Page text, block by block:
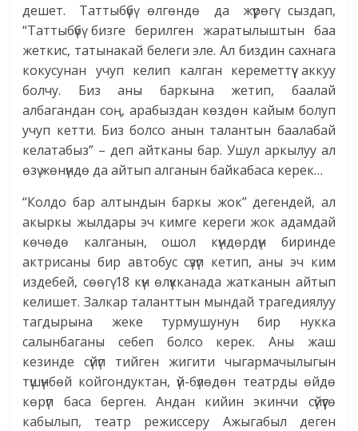
дешет. Таттыбүбү өлгөндө да жүрөгү сыздап,
“Таттыбүбү бизге берилген жаратылыштын баа
жеткис, татынакай белеги эле. Ал биздин сахнага
кокусунан учуп келип калган кереметтүү аккуу
болчу. Биз аны баркына жетип, баалай
албагандан соң, арабыздан көздөн кайым болуп
учуп кетти. Биз болсо анын талантын баалабай
келатабыз” – деп айтканы бар. Ушул аркылуу ал
өзү жөнүндө да айтып алганын байкабаса керек…
“Колдо бар алтындын баркы жок” дегендей, ал
акыркы жылдары эч кимге кереги жок адамдай
көчөдө калганын, ошол күндөрдүн биринде
актрисаны бир автобус сүзүп кетип, аны эч ким
издебей, сөөгү 18 күн өлүкканада жатканын айтып
келишет. Залкар таланттын мындай трагедиялуу
тагдырына жеке турмушунун бир нукка
салынбаганы себеп болсо керек. Аны жаш
кезинде сүйүп тийген жигити чыгармачылыгын
түшүнбөй койгондуктан, үй-бүлөдөн театрды өйдө
көрүп баса берген. Андан кийин экинчи сүйүүгө
кабылып, театр режиссеру Ажыгабыл деген